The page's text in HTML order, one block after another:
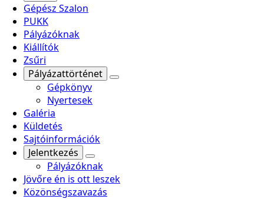
Gépész Szalon
PUKK
Pályázóknak
Kiállítók
Zsűri
Pályázattörténet
Gépkönyv
Nyertesek
Galéria
Küldetés
Sajtóinformációk
Jelentkezés
Pályázóknak
Jövőre én is ott leszek
Közönségszavazás